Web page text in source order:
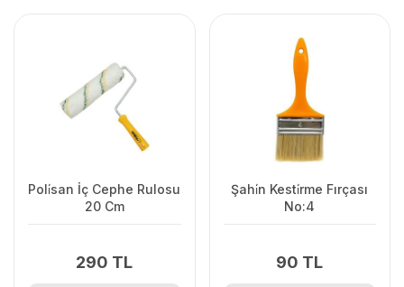
Poli̇san İç Cephe Rulosu
20 Cm
290 TL
Şahi̇n Kesti̇rme Fırçası
No:4
90 TL